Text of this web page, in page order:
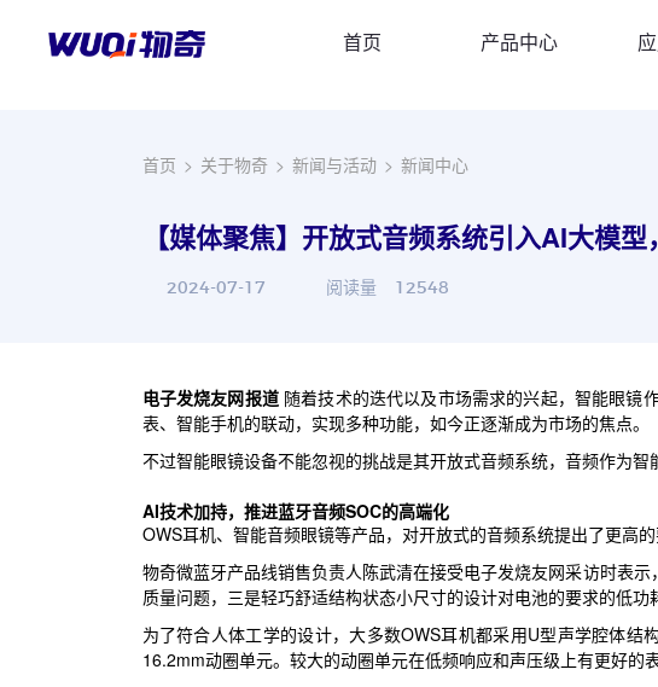
首页 产品中心
首页 > 关于物奇 > 新闻与活动 > 新闻中心
【媒体聚焦】开放式音频系统引入AI大模
2024-07-17 阅读量 12548
电子发烧友网报道随着技术的迭代以及市场需求的兴起，智能眼镜
表、智能手机的联动，实现多种功能，如今正逐渐成为市场的焦点。
不过智能眼镜设备不能忽视的挑战是其开放式音频系统，音频作为
AI技术加持， 推进蓝牙音频SOC的高端化
OWS耳机、智能音频眼镜等产品，对开放式的音频系统提出了更高
物奇微蓝牙产品线销售负责人陈武清在接受电子发烧友网采访时表
质量问题，三是轻巧舒适结构状态小尺寸的设计对电池的要求的低功
为了符合人体工学的设计，大多数OWS耳机都采用U型声学腔体
16.2mm动圈单元。较大的动圈单元在低频响应和声压级上有更好的